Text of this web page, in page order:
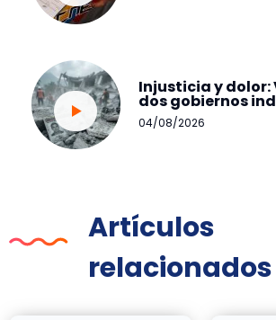
Injusticia y
dos gobiernos
04/08/2026
Artículos
relacionados